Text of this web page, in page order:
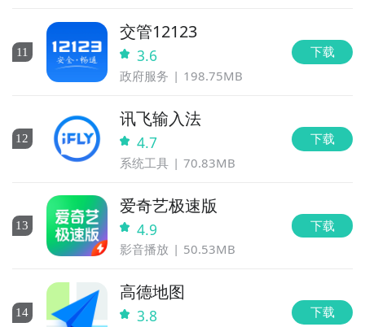
11
交管12123
3.6
政府服务 198.75MB
下载
12
讯飞输入法
4.7
系统工具 70.83MB
下载
13
爱奇艺极速版
4.9
影音播放 50.53MB
下载
14
高德地图
3.8 下载